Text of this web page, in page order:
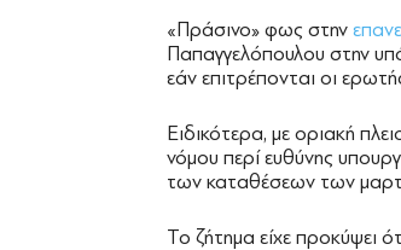
«Πράσινο» φως στην
Παπαγγελόπουλου στην
εάν επιτρέπονται οι
Ειδικότερα, με οριακή
νόμου περί ευθύνης
των καταθέσεων των
Το ζήτημα είχε προκύψει